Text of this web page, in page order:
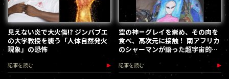
見えない炎で大火傷!? ジンバブエ
の大学教授を襲う「人体自然発火
現象」の恐怖
記事を読む
空の神＝グレイを崇め、その肉を
食べ、高次元に接触！ 南アフリカ
のシャーマンが語った超宇宙的体
験／遠野そら
記事を読む